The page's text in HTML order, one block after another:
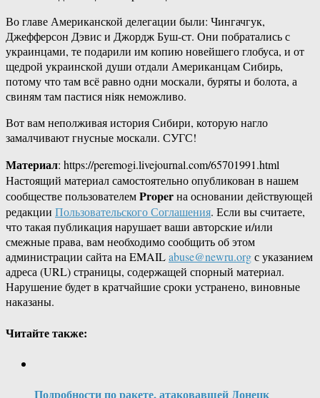
Во главе Американской делегации были: Чингачгук,
Джефферсон Дэвис и Джордж Буш-ст. Они побратались с
украинцами, те подарили им копию новейшего глобуса, и от
щедрой украинской души отдали Американцам Сибирь,
потому что там всё равно одни москали, буряты и болота, а
свиням там пастися ніяк неможливо.
Вот вам неполживая история Сибири, которую нагло
замалчивают гнусные москали. СУГС!
Материал: https://peremogi.livejournal.com/65701991.html
Настоящий материал самостоятельно опубликован в нашем
сообществе пользователемProperна основании действующей
редакции Пользовательского Соглашения. Если вы считаете,
что такая публикация нарушает ваши авторские и/или
смежные права, вам необходимо сообщить об этом
администрации сайта на EMAILabuse@newru.orgс указанием
адреса (URL) страницы, содержащей спорный материал.
Нарушение будет в кратчайшие сроки устранено, виновные
наказаны.
Читайте также:
Подробности по ракете, атаковавшей Донецк